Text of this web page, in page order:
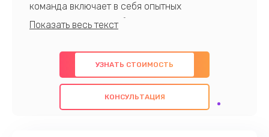
команда включает в себя опытных
профессионалов с обширными знаниями и
предлагаем быстрый и качественный ремонт с
использованием оригинальных компонентов, а
также гарантируем качество всех
проведенных работ. Наша цель - предоставить
УЗНАТЬ СТОИМОСТЬ
КОНСУЛЬТАЦИЯ